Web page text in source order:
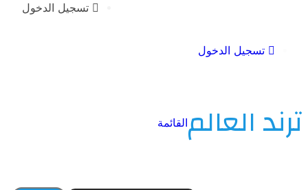
تسجيل الدخول
تسجيل الدخول
العالمالقائمة